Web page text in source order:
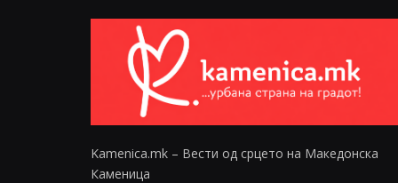
Kamenica.mk – Вести од срцето на Македонска
Каменица